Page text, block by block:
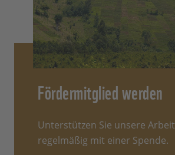
Fördermitglied werden
Unterstützen Sie unsere Arbeit
regelmäßig mit einer Spende.